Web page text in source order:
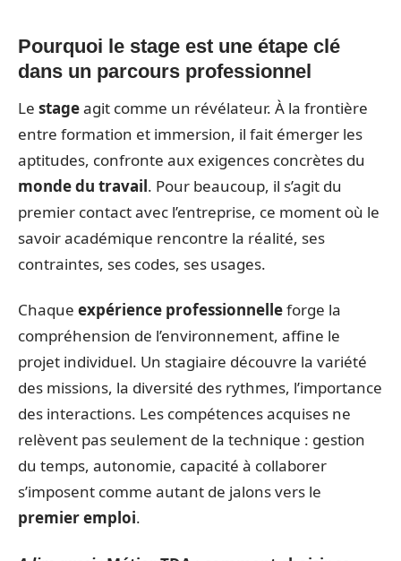
Pourquoi le stage est une étape clé
dans un parcours professionnel
Le stageagit comme un révélateur. À la frontière
entre formation et immersion, il fait émerger les
aptitudes, confronte aux exigences concrètes du
monde du travail. Pour beaucoup, il s’agit du
premier contact avec l’entreprise, ce moment où le
savoir académique rencontre la réalité, ses
contraintes, ses codes, ses usages.
Chaque expérience professionnelleforge la
compréhension de l’environnement, affine le
projet individuel. Un stagiaire découvre la variété
des missions, la diversité des rythmes, l’importance
des interactions. Les compétences acquises ne
relèvent pas seulement de la technique : gestion
du temps, autonomie, capacité à collaborer
s’imposent comme autant de jalons vers le
premier emploi.